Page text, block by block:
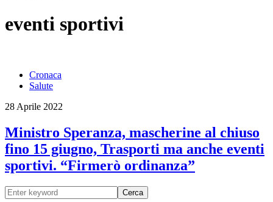
eventi sportivi
Cronaca
Salute
28 Aprile 2022
Ministro Speranza, mascherine al chiuso
fino 15 giugno, Trasporti ma anche eventi
sportivi. “Firmerò ordinanza”
Cerca